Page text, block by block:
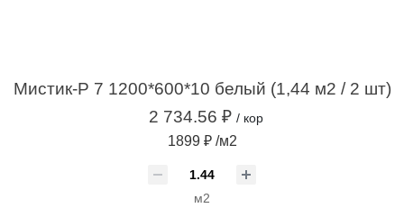
Мистик-Р 7 1200*600*10 белый (1,44 м2 / 2 шт)
2 734.56 ₽ / кор
1899 ₽ /м2
м2